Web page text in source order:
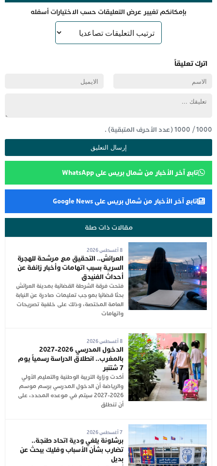
بإمكانكم تغيير عرض التعليقات حسب الاختيارات أسفله
اترك تعليقاً
1000
/
1000(عدد الأحرف المتبقية) .
تابع آخر الأخبار من شمال بريس على WhatsApp
تابع آخر الأخبار من شمال بريس على Google News
مقالات ذات صلة
8 أغسطس 2026
العرائش.. التحقيق مع مرشحة للهجرة
السرية بسبب اتهامات وأخبار زائفة عن
أحداث الفنيدق
فتحت فرقة الشرطة القضائية بمدينة العرائش
بحثا قضائيا بموجب تعليمات صادرة عن النيابة
العامة المختصة، وذلك على خلفية تصريحات
واتهامات
8 أغسطس 2026
الدخول المدرسي 2026-2027
بالمغرب.. انطلاق الدراسة رسمياً يوم
7 شتنبر
أكدت وزارة التربية الوطنية والتعليم الأولي
والرياضة أن الدخول المدرسي برسم موسم
2026-2027 سيتم في موعده المحدد، على
أن تنطلق
7 أغسطس 2026
برشلونة يلغي ودية اتحاد طنجة..
تضارب بشأن الأسباب وفليك يبحث عن
بديل